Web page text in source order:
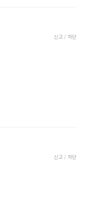
신고 / 차단
신고 / 차단